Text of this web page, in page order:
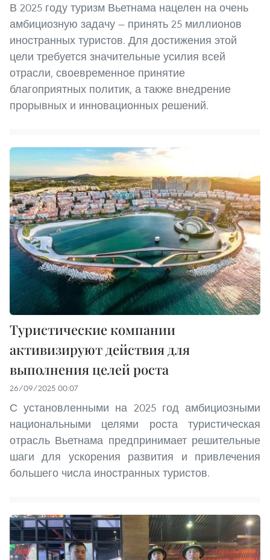
В 2025 году туризм Вьетнама нацелен на очень
амбициозную задачу — принять 25 миллионов
иностранных туристов. Для достижения этой
цели требуется значительные усилия всей
отрасли, своевременное принятие
благоприятных политик, а также внедрение
прорывных и инновационных решений.
Туристические компании
активизируют действия для
выполнения целей роста
26/09/2025 00:07
С установленными на 2025 год амбициозными
национальными целями роста туристическая
отрасль Вьетнама предпринимает решительные
шаги для ускорения развития и привлечения
большего числа иностранных туристов.